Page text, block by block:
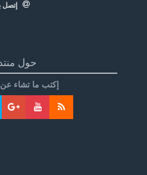
إتصل
حول
إكتب ما تشاء